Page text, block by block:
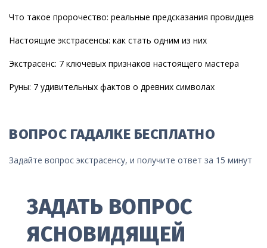
Что такое пророчество: реальные предсказания провидцев
Настоящие экстрасенсы: как стать одним из них
Экстрасенс: 7 ключевых признаков настоящего мастера
Руны: 7 удивительных фактов о древних символах
ВОПРОС ГАДАЛКЕ БЕСПЛАТНО
Задайте вопрос экстрасенсу, и получите ответ за 15 минут
ЗАДАТЬ ВОПРОС
ЯСНОВИДЯЩЕЙ